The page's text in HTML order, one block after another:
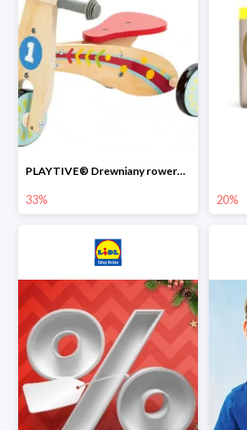
PLAYTIVE® Drewniany rowerek biegowy -33%
33% 20%